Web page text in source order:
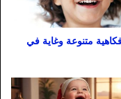
متنوعة وغاية في